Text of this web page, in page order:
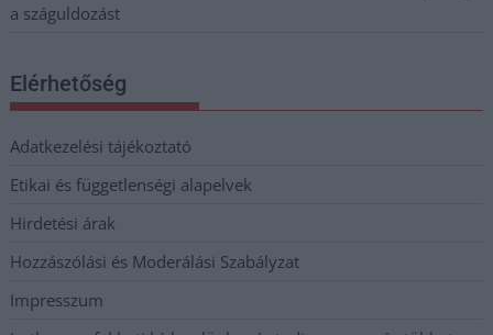
a száguldozást
Elérhetőség
Adatkezelési tájékoztató
Etikai és függetlenségi alapelvek
Hirdetési árak
Hozzászólási és Moderálási Szabályzat
Impresszum